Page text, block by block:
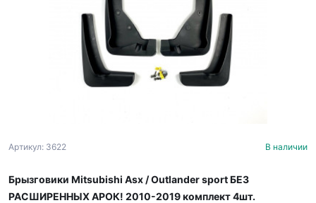
Артикул: 3622 В наличии
Брызговики Mitsubishi Asx / Outlander sport БЕЗ
РАСШИРЕННЫХ АРОК! 2010-2019 комплект 4шт.